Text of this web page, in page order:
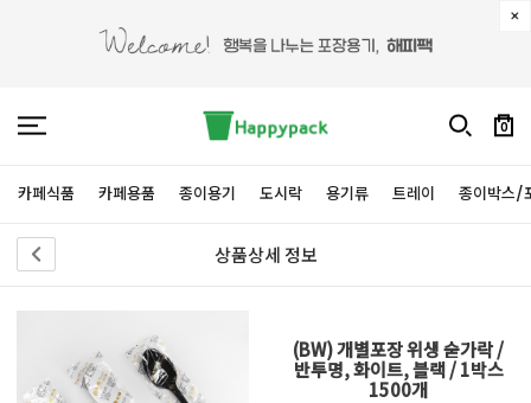
0
카페식품 카페용품 종이용기 도시락 용기류 트레이 종이박스/
상품상세 정보
(BW) 개별포장 위생 숟가락 /
반투명, 화이트, 블랙 / 1박스
1500개